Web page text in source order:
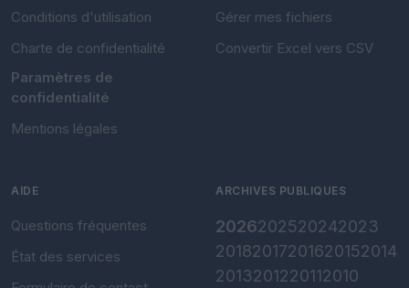
Conditions d'utilisation
Charte de confidentialité
Paramètres de
confidentialité
Mentions légales
Gérer mes fichiers
Convertir Excel vers CSV
AIDE
Questions fréquentes
État des services
ARCHIVES PUBLIQUES
2026202520242023
20182017201620152014
2013201220112010